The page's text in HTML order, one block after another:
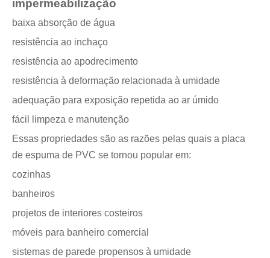
impermeabilização
baixa absorção de água
resistência ao inchaço
resistência ao apodrecimento
resistência à deformação relacionada à umidade
adequação para exposição repetida ao ar úmido
fácil limpeza e manutenção
Essas propriedades são as razões pelas quais a placa
de espuma de PVC se tornou popular em:
cozinhas
banheiros
projetos de interiores costeiros
móveis para banheiro comercial
sistemas de parede propensos à umidade